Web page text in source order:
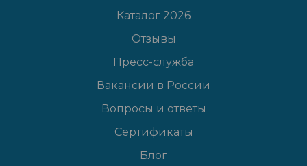
Каталог 2026
Отзывы
Пресс-служба
Вакансии в России
Вопросы и ответы
Сертификаты
Блог